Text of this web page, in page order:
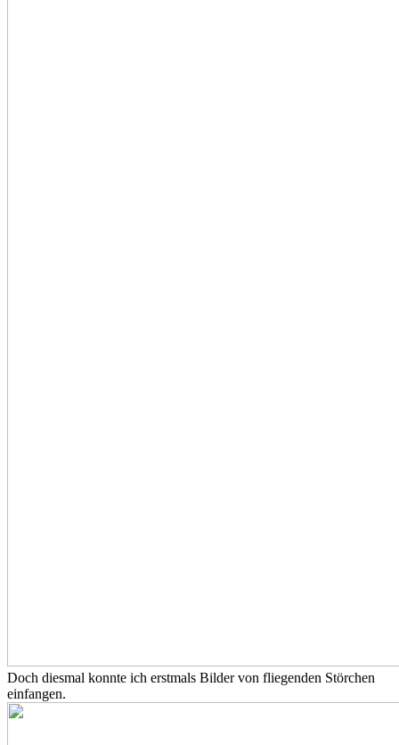
Doch diesmal konnte ich erstmals Bilder von fliegenden Störchen
einfangen.